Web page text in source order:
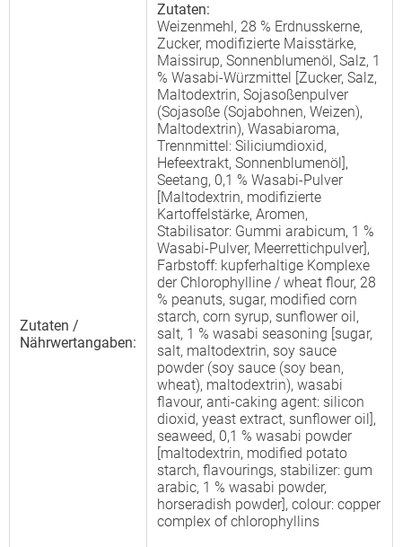
Zutaten /
Nährwertangaben:
Zutaten:
Weizenmehl, 28 % Erdnusskerne,
Zucker, modifizierte Maisstärke,
Maissirup, Sonnenblumenöl, Salz, 1
% Wasabi-Würzmittel [Zucker, Salz,
Maltodextrin, Sojasoßenpulver
(Sojasoße (Sojabohnen, Weizen),
Maltodextrin), Wasabiaroma,
Trennmittel: Siliciumdioxid,
Hefeextrakt, Sonnenblumenöl],
Seetang, 0,1 % Wasabi-Pulver
[Maltodextrin, modifizierte
Kartoffelstärke, Aromen,
Stabilisator: Gummi arabicum, 1 %
Wasabi-Pulver, Meerrettichpulver],
Farbstoff: kupferhaltige Komplexe
der Chlorophylline / wheat flour, 28
% peanuts, sugar, modified corn
starch, corn syrup, sunflower oil,
salt, 1 % wasabi seasoning [sugar,
salt, maltodextrin, soy sauce
powder (soy sauce (soy bean,
wheat), maltodextrin), wasabi
flavour, anti-caking agent: silicon
dioxid, yeast extract, sunflower oil],
seaweed, 0,1 % wasabi powder
[maltodextrin, modified potato
starch, flavourings, stabilizer: gum
arabic, 1 % wasabi powder,
horseradish powder], colour: copper
complex of chlorophyllins